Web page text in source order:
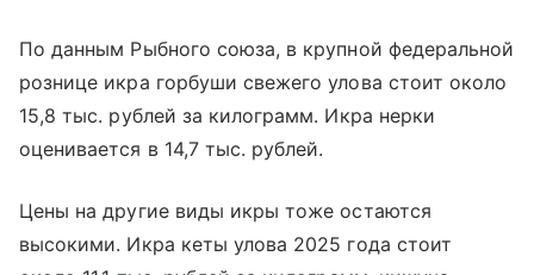
По данным Рыбного союза, в крупной федеральной
рознице икра горбуши свежего улова стоит около
15,8 тыс. рублей за килограмм. Икра нерки
оценивается в 14,7 тыс. рублей.
Цены на другие виды икры тоже остаются
высокими. Икра кеты улова 2025 года стоит